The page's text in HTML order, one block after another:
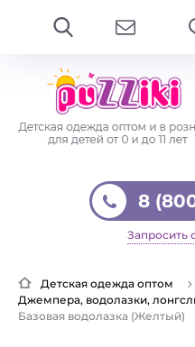
8
Запросить
Детская одежда оптом
Джемпера, водолазки,
Базовая водолазка (Желтый)